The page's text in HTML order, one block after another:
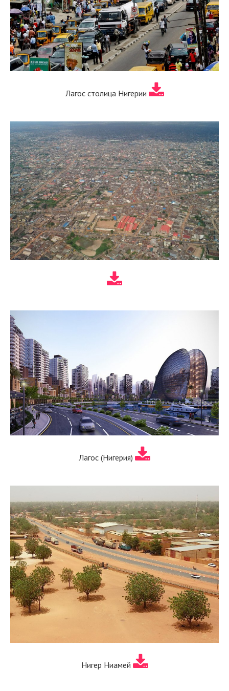
Лагос столица Нигерии
Лагос (Нигерия)
Нигер Ниамей